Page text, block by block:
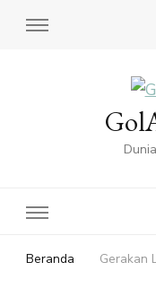
Beranda Gerakan